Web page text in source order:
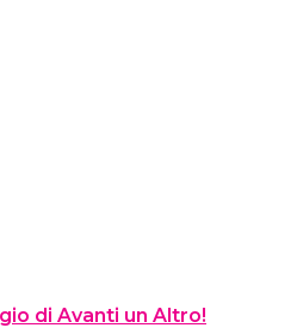
di Avanti un Altro!